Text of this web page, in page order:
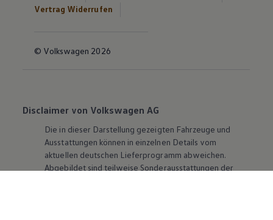
Vertrag Widerrufen
© Volkswagen 2026
Disclaimer von Volkswagen AG
Die in dieser Darstellung gezeigten Fahrzeuge und
Ausstattungen können in einzelnen Details vom
aktuellen deutschen Lieferprogramm abweichen.
Abgebildet sind teilweise Sonderausstattungen der